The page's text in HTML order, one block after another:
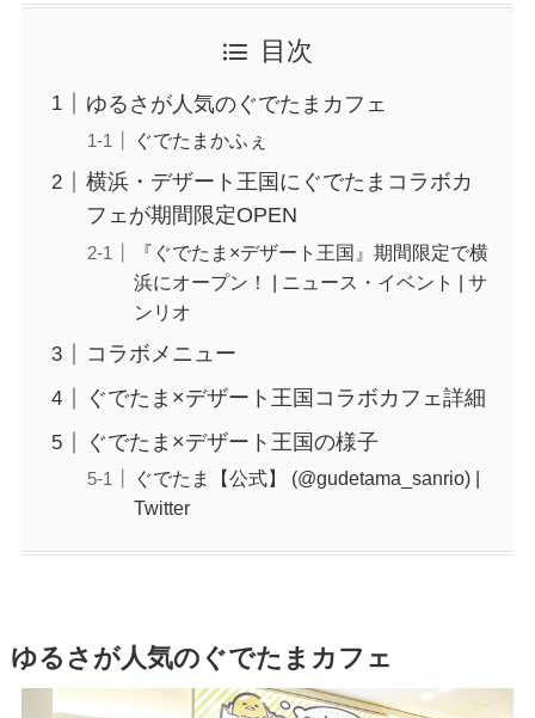
目次
ゆるさが人気のぐでたまカフェ
ぐでたまかふぇ
横浜・デザート王国にぐでたまコラボカ
フェが期間限定OPEN
『ぐでたま×デザート王国』期間限定で横
浜にオープン！ | ニュース・イベント | サ
ンリオ
コラボメニュー
ぐでたま×デザート王国コラボカフェ詳細
ぐでたま×デザート王国の様子
ぐでたま【公式】 (@gudetama_sanrio) |
Twitter
ゆるさが人気のぐでたまカフェ